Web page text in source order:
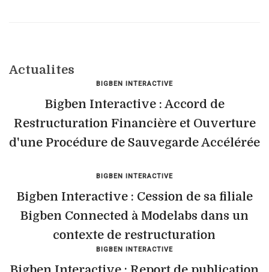
Actualites
BIGBEN INTERACTIVE
Bigben Interactive : Accord de
Restructuration Financière et Ouverture
d'une Procédure de Sauvegarde Accélérée
BIGBEN INTERACTIVE
Bigben Interactive : Cession de sa filiale
Bigben Connected à Modelabs dans un
contexte de restructuration
BIGBEN INTERACTIVE